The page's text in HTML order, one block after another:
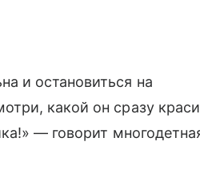
и остановиться на
какой он сразу
— говорит